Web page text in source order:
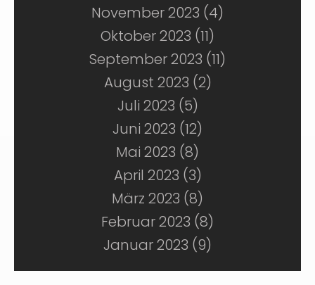
November 2023 (4)
Oktober 2023 (11)
September 2023 (11)
August 2023 (2)
Juli 2023 (5)
Juni 2023 (12)
Mai 2023 (8)
April 2023 (3)
März 2023 (8)
Februar 2023 (8)
Januar 2023 (9)